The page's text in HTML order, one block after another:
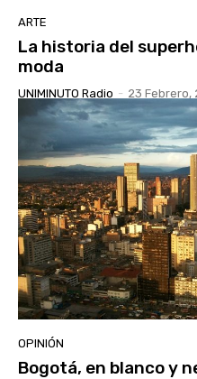
ARTE
La historia del
moda
UNIMINUTO Radio - 23 Febrero,
OPINIÓN
Bogotá, en blanco y